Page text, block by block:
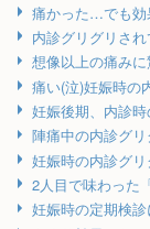
痛かった…でも効
内診グリグリされ
想像以上の痛みに
痛い(泣)妊娠時の
妊娠後期、内診時
陣痛中の内診グリ
妊娠時の内診グリ
2人目で味わった
妊娠時の定期検